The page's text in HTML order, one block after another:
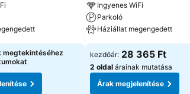
megtekintéséhez
Ingyenes WiFi
Parkoló
Háziállat megengedett
kezdőár: 28 365 Ft
2 oldal árainak mutatása
Árak megjelenítése